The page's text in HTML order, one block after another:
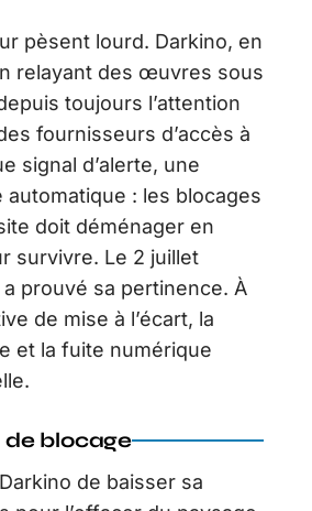
pèsent lourd. Darkino, en
relayant des œuvres sous
toujours l’attention
fournisseurs d’accès à
signal d’alerte, une
: les blocages
doit déménager en
survivre. Le 2 juillet
prouvé sa pertinence. À
de mise à l’écart, la
et la fuite numérique
de blocage
de baisser sa